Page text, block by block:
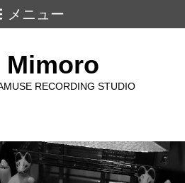
メニュー
Mimoro
RECORDING STUDIO